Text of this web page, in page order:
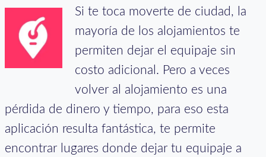
Si te toca moverte de ciudad, la
mayoría de los alojamientos te
permiten dejar el equipaje sin
costo adicional. Pero a veces
volver al alojamiento es una
pérdida de dinero y tiempo, para eso esta
aplicación resulta fantástica, te permite
encontrar lugares donde dejar tu equipaje a